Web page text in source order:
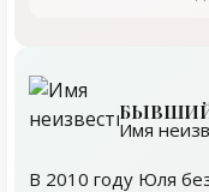
Имя
В 2010 году Юля